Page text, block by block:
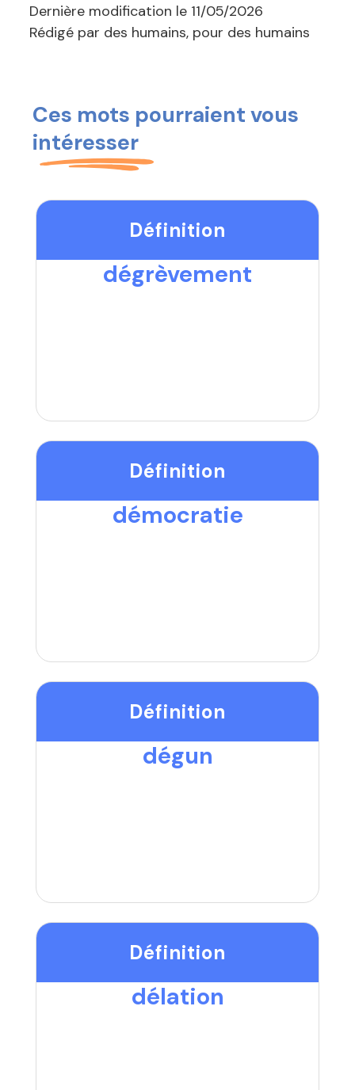
Dernière modification le 11/05/2026
Rédigé par des humains, pour des humains
Ces mots pourraient vous
intéresser
Définition
dégrèvement
Définition
démocratie
Définition
dégun
Définition
délation